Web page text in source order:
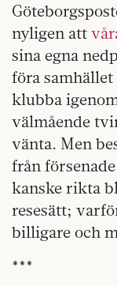
nyligen att
sina egna
föra
klubba
välmående
vänta. Men
från
kanske rikta
resesätt;
billigare och
***